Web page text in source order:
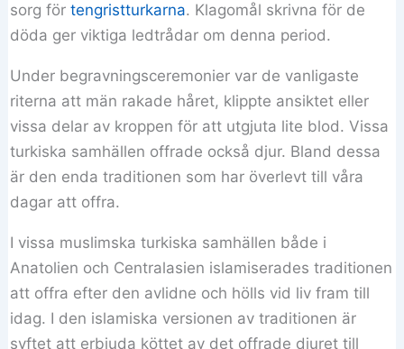
sorg förtengristturkarna. Klagomål skrivna för de
döda ger viktiga ledtrådar om denna period.
Under begravningsceremonier var de vanligaste
riterna att män rakade håret, klippte ansiktet eller
vissa delar av kroppen för att utgjuta lite blod. Vissa
turkiska samhällen offrade också djur. Bland dessa
är den enda traditionen som har överlevt till våra
dagar att offra.
I vissa muslimska turkiska samhällen både i
Anatolien och Centralasien islamiserades traditionen
att offra efter den avlidne och hölls vid liv fram till
idag. I den islamiska versionen av traditionen är
syftet att erbjuda köttet av det offrade djuret till